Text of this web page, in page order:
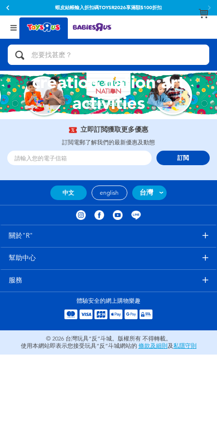
蝦皮結帳輸入折扣碼TOYSR2026享滿額$100折扣
返回
分類目錄
人氣英雄,角色扮演,射擊玩具
腳踏車,滑板車,騎乘車
拼砌組合及樂高LEGO
玩具車,貨車,火車及遙控系列
手工藝,文具,蠟筆,泥膠,畫板
娃娃, 芭比,收藏公仔
遊戲及拼圖系列
戶外及運動用品
派對用品
返回
品牌
Toy Story玩具總動員
Super Mario超級瑪利歐
52TOYS
Miniso名創優品
playpop
Barbie芭比
NERF熱火
creation nation art
activities
立即訂閲獲取更多優惠
訂閲電郵了解我們的最新優惠及動態
訂閲
中文 english 台灣
關於"R"
幫助中心
服務
體驗安全的網上購物樂趣
© 2026 台灣玩具“反”斗城。版權所有 不得轉載。
使用本網站即表示您接受玩具“反”斗城網站的 條款及細則 及私隱守則